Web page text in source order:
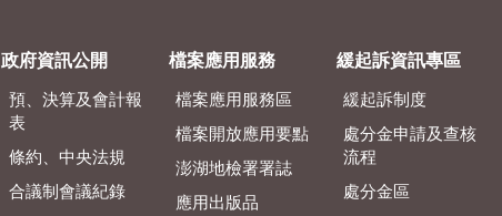
政府資訊公開
預、決算及會計報
表
條約、中央法規
合議制會議紀錄
檔案應用服務
檔案應用服務區
檔案開放應用要點
澎湖地檢署署誌
應用出版品
緩起訴資訊專區
緩起訴制度
處分金申請及查核
流程
處分金區